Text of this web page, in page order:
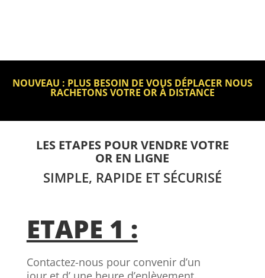
NOUVEAU : PLUS BESOIN DE VOUS DÉPLACER NOUS
RACHETONS VOTRE OR À DISTANCE
LES ETAPES POUR VENDRE VOTRE
OR EN LIGNE
SIMPLE, RAPIDE ET SÉCURISÉ
ETAPE 1 :
Contactez-nous pour convenir d’un